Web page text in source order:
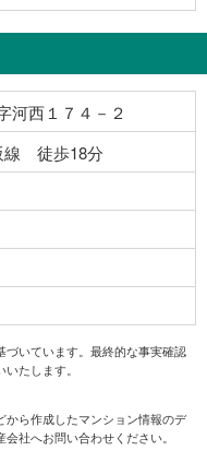
河西１７４－２
線 徒歩18分
いています。最終的な事実確認
たします。
から作成したマンション情報のデ
社へお問い合わせください。